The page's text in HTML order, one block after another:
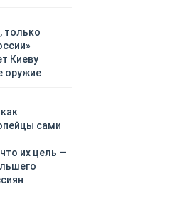
только
Киеву
оружие
сами
их цель —